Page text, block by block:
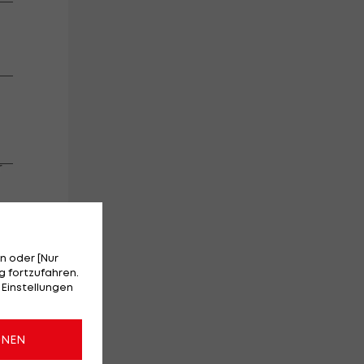
oder [Nur
fortzufahren.